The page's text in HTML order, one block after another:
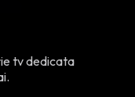
tv dedicata